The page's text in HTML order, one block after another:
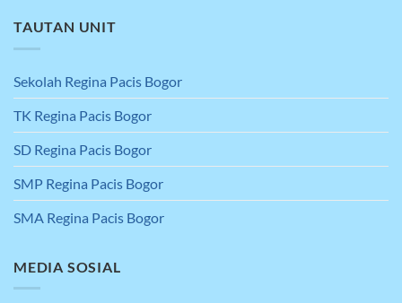
TAUTAN UNIT
Sekolah Regina Pacis Bogor
TK Regina Pacis Bogor
SD Regina Pacis Bogor
SMP Regina Pacis Bogor
SMA Regina Pacis Bogor
MEDIA SOSIAL